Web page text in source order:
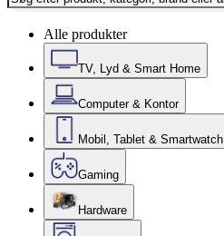
Alle produkter
TV, Lyd & Smart Home
Computer & Kontor
Mobil, Tablet & Smartwatch
Gaming
Hardware